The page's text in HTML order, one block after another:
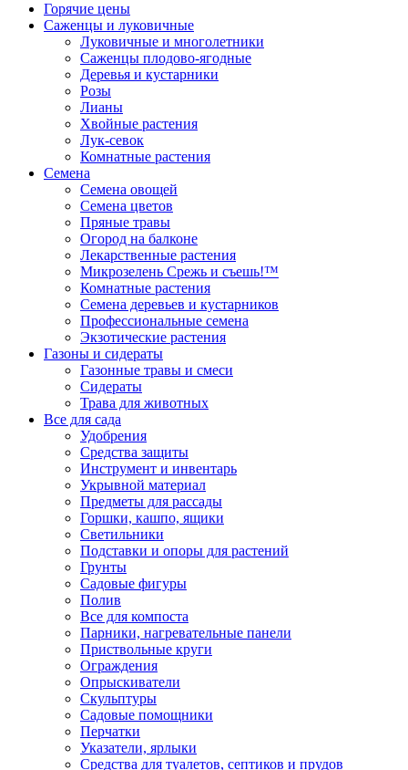
Горячие цены
Саженцы и луковичные
Луковичные и многолетники
Саженцы плодово-ягодные
Деревья и кустарники
Розы
Лианы
Хвойные растения
Лук-севок
Комнатные растения
Семена
Семена овощей
Семена цветов
Пряные травы
Огород на балконе
Лекарственные растения
Микрозелень Срежь и съешь!™
Комнатные растения
Семена деревьев и кустарников
Профессиональные семена
Экзотические растения
Газоны и сидераты
Газонные травы и смеси
Сидераты
Трава для животных
Все для сада
Удобрения
Средства защиты
Инструмент и инвентарь
Укрывной материал
Предметы для рассады
Горшки, кашпо, ящики
Светильники
Подставки и опоры для растений
Грунты
Садовые фигуры
Полив
Все для компоста
Парники, нагревательные панели
Приствольные круги
Ограждения
Опрыскиватели
Скульптуры
Садовые помощники
Перчатки
Указатели, ярлыки
Средства для туалетов, септиков и прудов